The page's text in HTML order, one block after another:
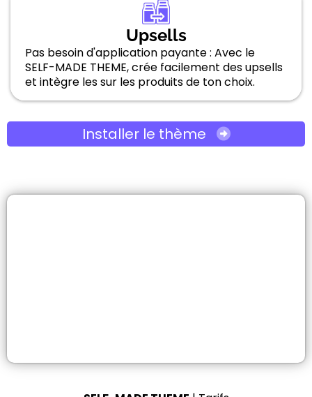
Upsells
Pas besoin d'application payante : Avec le
SELF-MADE THEME, crée facilement des upsells
et intègre les sur les produits de ton choix.
Installer le thème